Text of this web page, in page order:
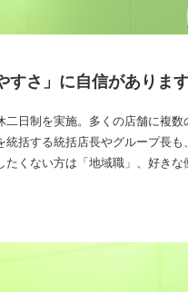
さ」に自信があります
日制を実施。多くの店舗に複
括する統括店長やグループ長
くない方は「地域職」、好き